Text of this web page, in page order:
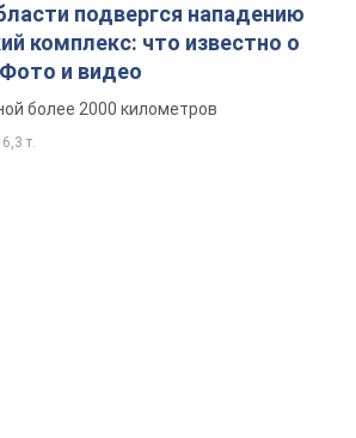
подвергся нападению
комплекс: что известно о
и видео
более 2000 километров
6,3 т.